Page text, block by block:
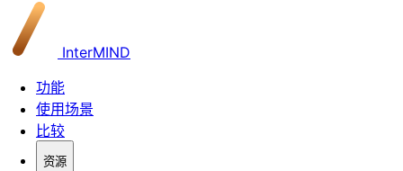
InterMIND
功能
使用场景
比较
资源